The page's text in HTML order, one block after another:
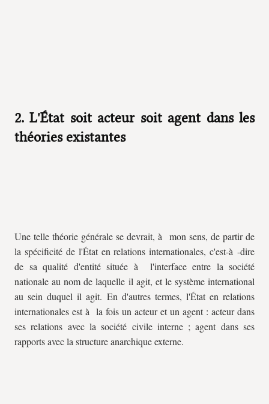
2. L'État soit acteur soit agent dans les
théories existantes
Une telle théorie générale se devrait, à mon sens, de partir de
la spécificité de l'État en relations internationales, c'est-à -dire
de sa qualité d'entité située à l'interface entre la société
nationale au nom de laquelle il agit, et le système international
au sein duquel il agit. En d'autres termes, l'État en relations
internationales est à la fois un acteur et un agent : acteur dans
ses relations avec la société civile interne ; agent dans ses
rapports avec la structure anarchique externe.